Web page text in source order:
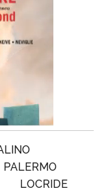
PALERMO
LOCRIDE